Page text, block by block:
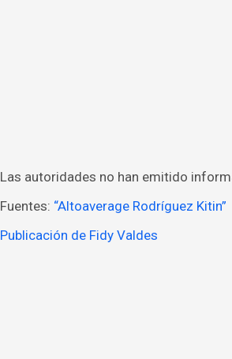
Las autoridades no han emitido
Fuentes: “Altoaverage Rodríguez Kitin”
Publicación de Fidy Valdes